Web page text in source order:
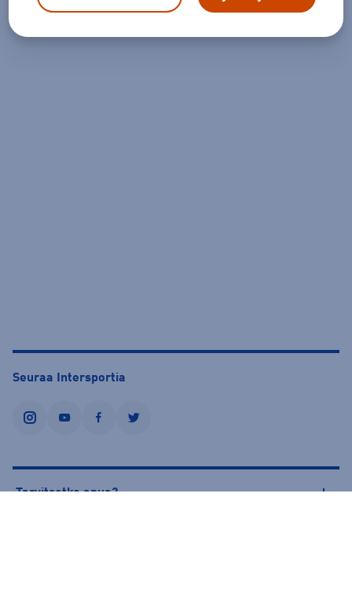
Seuraa Intersportia
instagramyoutubefacebooktwitter
Tarvitsetko apua?